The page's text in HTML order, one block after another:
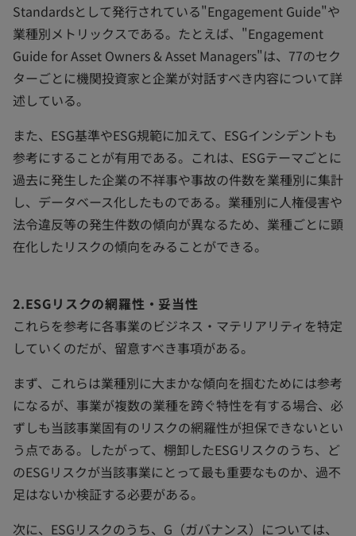
Standardsとして発行されている"Engagement Guide"や
業種別メトリックスである。たとえば、"Engagement
Guide for Asset Owners & Asset Managers"は、77のセク
ターごとに機関投資家と企業が対話すべき内容について詳
述している。
また、ESG基準やESG規範に加えて、ESGインシデントも
参考にすることが有用である。これは、ESGテーマごとに
過去に発生した企業の不祥事や事故の件数を業種別に集計
し、データベース化したものである。業種別に人権侵害や
法令違反等の発生件数の傾向が異なるため、業種ごとに顕
在化したリスクの傾向をみることができる。
2.ESGリスクの網羅性・妥当性
これらを参考に各事業のビジネス・マテリアリティを特定
していくのだが、留意すべき事項がある。
まず、これらは業種別に大まかな傾向を掴むためには参考
になるが、事業が複数の業種を跨ぐ特性を有する場合、必
ずしも当該事業固有のリスクの網羅性が担保できないとい
う点である。したがって、棚卸したESGリスクのうち、ど
のESGリスクが当該事業にとって最も重要なものか、過不
足はないか検証する必要がある。
次に、ESGリスクのうち、G（ガバナンス）については、